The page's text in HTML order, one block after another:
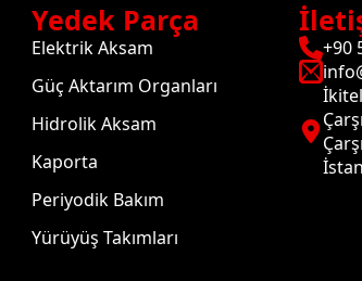
Yedek Parça
Elektrik Aksam
Güç Aktarım Organları
Hidrolik Aksam
Kaporta
Periyodik Bakım
Yürüyüş Takımları
+90